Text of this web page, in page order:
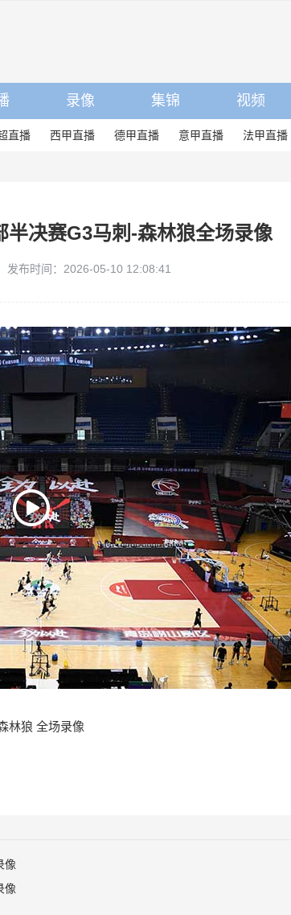
录像 集锦 视频
直播 西甲直播 德甲直播 意甲直播 法甲直播
决赛G3马刺-森林狼全场录像
发布时间：2026-05-10 12:08:41
林狼 全场录像
像
像